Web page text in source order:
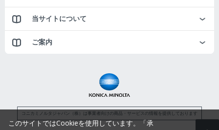
当サイトについて
ご案内
コニカミノルタジャパン（株）は事業者向けの商品・サービスの情報を提供しております
このサイトではCookieを使用しています。「承